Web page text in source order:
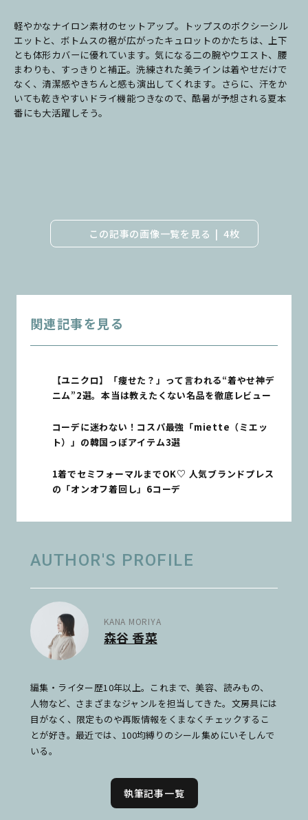
軽やかなナイロン素材のセットアップ。トップスのボクシーシル
エットと、ボトムスの裾が広がったキュロットのかたちは、上下
とも体形カバーに優れています。気になる二の腕やウエスト、腰
まわりも、すっきりと補正。洗練された美ラインは着やせだけで
なく、清潔感やきちんと感も演出してくれます。さらに、汗をか
いても乾きやすいドライ機能つきなので、酷暑が予想される夏本
番にも大活躍しそう。
この記事の画像一覧を見る 4枚
関連記事を見る
【ユニクロ】「痩せた？」って言われる“着やせ神デ
ニム”2選。本当は教えたくない名品を徹底レビュー
コーデに迷わない！コスパ最強「miette（ミエッ
ト）」の韓国っぽアイテム3選
1着でセミフォーマルまでOK♡ 人気ブランドプレス
の「オンオフ着回し」6コーデ
AUTHOR'S PROFILE
KANA MORIYA
森谷 香菜
編集・ライター歴10年以上。これまで、美容、読みもの、
人物など、さまざまなジャンルを担当してきた。文房具には
目がなく、限定ものや再販情報をくまなくチェックするこ
とが好き。最近では、100均縛りのシール集めにいそしんで
いる。
執筆記事一覧